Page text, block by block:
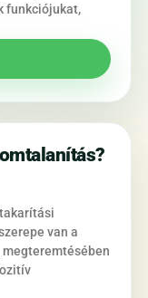
funkciójukat,
van a